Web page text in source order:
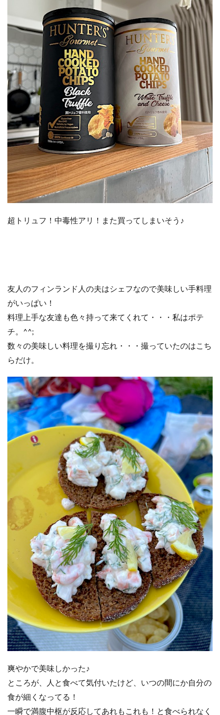
超トリュフ！中毒性アリ！また買ってしまいそう♪
友人のフィンランド人の夫はシェフなので美味しい手料理
がいっぱい！
料理上手な友達も色々持って来てくれて・・・私はポテ
チ。^^;
数々の美味しい料理を撮り忘れ・・・撮っていたのはこち
らだけ。
爽やかで美味しかった♪
ところが、人と食べて気付いたけど、いつの間にか自分の
食が細くなってる！
一瞬で満腹中枢が反応してあれもこれも！と食べられなく